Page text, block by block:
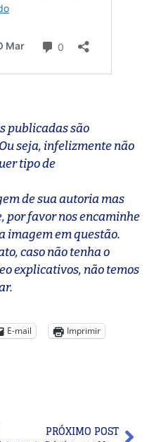
publicadas são
seja, infelizmente não
tipo de
de sua autoria mas
por favor nos encaminhe
imagem em questão.
caso não tenha o
explicativos, não temos
E-mail Imprimir
PRÓXIMO POST